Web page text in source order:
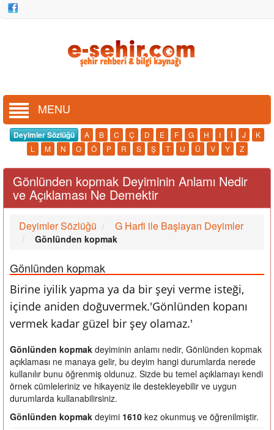
MENU
Deyimler Sözlüğü A B C Ç D E F G H I İ J
K
L
M N O Ö P R S Ş T U Ü V Y Z
Gönlünden kopmak Deyiminin Anlamı Nedir
ve Açıklaması Ne Demektir
Deyimler Sözlüğü G Harfi ile Başlayan Deyimler
Gönlünden kopmak
Gönlünden kopmak
Birine iyilik yapma ya da bir şeyi verme isteği,
içinde aniden doğuvermek.'Gönlünden kopanı
vermek kadar güzel bir şey olamaz.'
Gönlünden kopmak deyiminin anlamı nedir, Gönlünden kopmak
açıklaması ne manaya gelir, bu deyim hangi durumlarda nerede
kullanılır bunu öğrenmiş oldunuz. Sizde bu temel açıklamayı kendi
örnek cümleleriniz ve hikayeniz ile destekleyebilir ve uygun
durumlarda kullanabilirsiniz.
Gönlünden kopmak deyimi 1610 kez okunmuş ve öğrenilmiştir.